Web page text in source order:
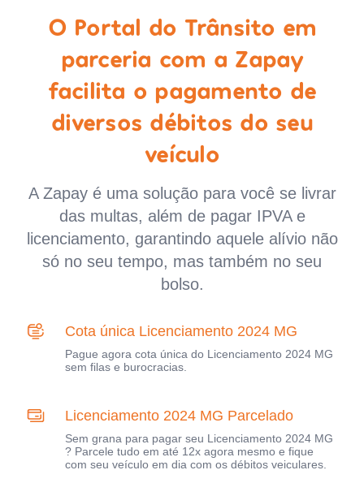
O Portal do Trânsito em
parceria com a Zapay
facilita o pagamento de
diversos débitos do seu
veículo
A Zapay é uma solução para você se livrar
das multas, além de pagar IPVA e
licenciamento, garantindo aquele alívio não
só no seu tempo, mas também no seu
bolso.
Cota única Licenciamento 2024 MG
Pague agora cota única do Licenciamento 2024 MG
sem filas e burocracias.
Licenciamento 2024 MG Parcelado
Sem grana para pagar seu Licenciamento 2024 MG
? Parcele tudo em até 12x agora mesmo e fique
com seu veículo em dia com os débitos veiculares.